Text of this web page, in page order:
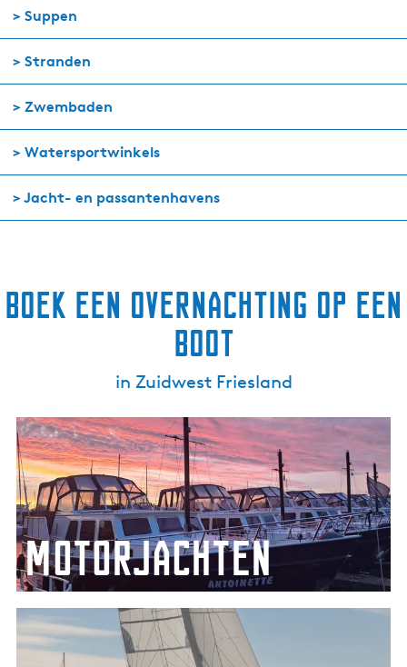
> Suppen
> Stranden
> Zwembaden
> Watersportwinkels
> Jacht- en passantenhavens
Boek een overnachting op een
boot
in Zuidwest Friesland
Motorjachten
M
o
t
o
r
j
a
c
t
e
K
a